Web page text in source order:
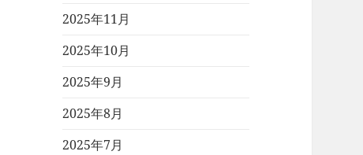
2025年11月
2025年10月
2025年9月
2025年8月
2025年7月